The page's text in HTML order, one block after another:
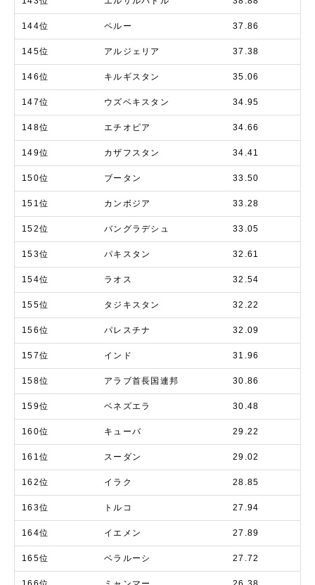
144位 ペルー 37.86
145位 アルジェリア 37.38
146位 キルギスタン 35.06
147位 ウズベキスタン 34.95
148位 エチオピア 34.66
149位 カザフスタン 34.41
150位 ブータン 33.50
151位 カンボジア 33.28
152位 バングラデシュ 33.05
153位 パキスタン 32.61
154位 ラオス 32.54
155位 タジキスタン 32.22
156位 パレスチナ 32.09
157位 インド 31.96
158位 アラブ首長国連邦 30.86
159位 ベネズエラ 30.48
160位 キューバ 29.22
161位 スーダン 29.02
162位 イラク 28.85
163位 トルコ 27.94
164位 イエメン 27.89
165位 ベラルーシ 27.72